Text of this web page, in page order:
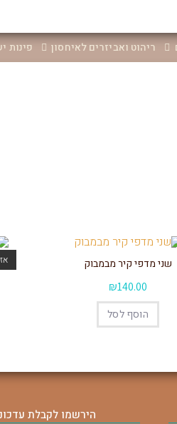
ריהוט ואביזרים לאיחסון פינות
שני מדפי קיר מבמבוק
₪140.00
הוסף לסל
הירשמו לקבלת